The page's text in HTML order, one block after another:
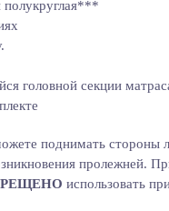
головной секции
поднимать стороны
пролежней.
использовать